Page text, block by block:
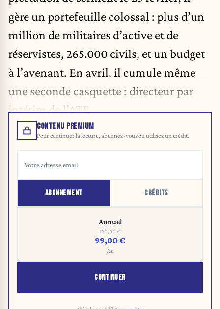
gère un portefeuille colossal : plus d’un
million de militaires d’active et de
réservistes, 265.000 civils, et un budget
à l’avenant. En avril, il cumule même
une seconde casquette : directeur par
intérim de l’ATF.
CONTENU PREMIUM
Pour continuer la lecture, abonnez-vous ou utilisez un crédit.
ABONNEMENT CRÉDITS
Annuel
120,00 €
99,00 €
/an
CONTINUER